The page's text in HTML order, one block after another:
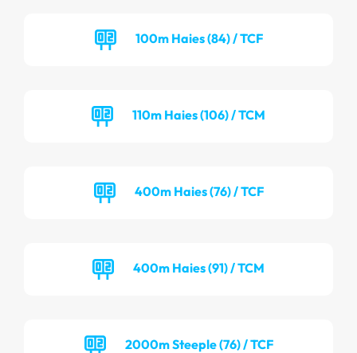
100m Haies (84) / TCF
110m Haies (106) / TCM
400m Haies (76) / TCF
400m Haies (91) / TCM
2000m Steeple (76) / TCF